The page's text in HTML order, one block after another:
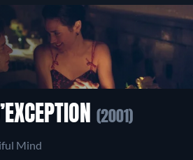
(2001)
Mind